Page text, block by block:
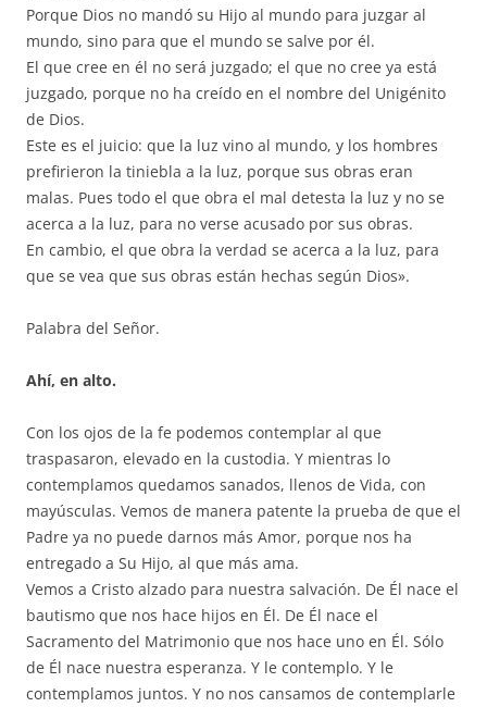
Porque Dios no mandó su Hijo al mundo para juzgar al
mundo, sino para que el mundo se salve por él.
El que cree en él no será juzgado; el que no cree ya está
juzgado, porque no ha creído en el nombre del Unigénito
de Dios.
Este es el juicio: que la luz vino al mundo, y los hombres
prefirieron la tiniebla a la luz, porque sus obras eran
malas. Pues todo el que obra el mal detesta la luz y no se
acerca a la luz, para no verse acusado por sus obras.
En cambio, el que obra la verdad se acerca a la luz, para
que se vea que sus obras están hechas según Dios».
Palabra del Señor.
Ahí, en alto.
Con los ojos de la fe podemos contemplar al que
traspasaron, elevado en la custodia. Y mientras lo
contemplamos quedamos sanados, llenos de Vida, con
mayúsculas. Vemos de manera patente la prueba de que el
Padre ya no puede darnos más Amor, porque nos ha
entregado a Su Hijo, al que más ama.
Vemos a Cristo alzado para nuestra salvación. De Él nace el
bautismo que nos hace hijos en Él. De Él nace el
Sacramento del Matrimonio que nos hace uno en Él. Sólo
de Él nace nuestra esperanza. Y le contemplo. Y le
contemplamos juntos. Y no nos cansamos de contemplarle